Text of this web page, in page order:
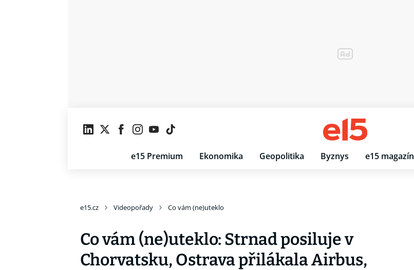
e15 Premium Ekonomika Geopolitika Byznys e15 magazín
e15.cz Videopořady Co vám (ne)uteklo
Co vám (ne)uteklo: Strnad posiluje v
Chorvatsku, Ostrava přilákala Airbus,